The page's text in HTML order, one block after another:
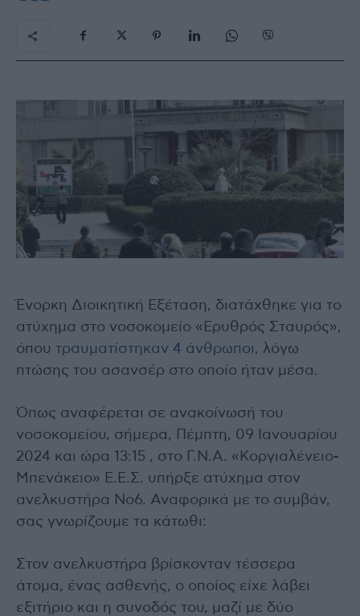
Ένορκη Διοικητική Εξέταση, διατάχθηκε για το
ατύχημα στο νοσοκομείο «Ερυθρός Σταυρός»,
όπου τραυματίστηκαν 4 άνθρωποι, λόγω
πτώσης του ασανσέρ στο οποίο ήταν μέσα.
Όπως αναφέρεται σε ανακοίνωσή του
νοσοκομείου, σήμερα, Πέμπτη, 09 Ιανουαρίου
2024 και ώρα 13:15 , στο Γ.Ν.Α. «Κοργιαλένειο-
Μπενάκειο» Ε.Ε.Σ. υπήρξε ατύχημα στον
ανελκυστήρα Νο6. Αναφορικά με το συμβάν,
σας γνωρίζουμε τα κάτωθι:
Στον ανελκυστήρα βρίσκονταν τέσσερα
άτομα, ένας ασθενής, ο οποίος είχε λάβει
εξιτήριο και η συνοδός του, μαζί με δύο